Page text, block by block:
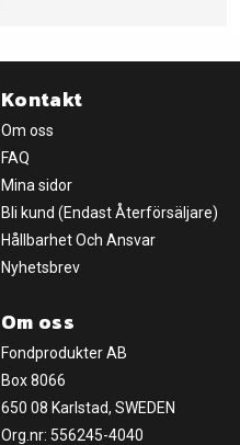
Kontakt
Om oss
FAQ
Mina sidor
Bli kund (Endast Återförsäljare)
Hållbarhet Och Ansvar
Nyhetsbrev
Om oss
Fondprodukter AB
Box 8066
650 08 Karlstad, SWEDEN
Org.nr: 556245-4040